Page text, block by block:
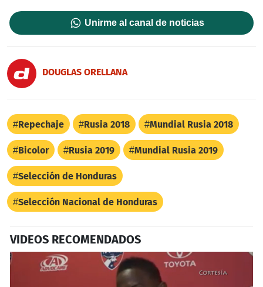
Unirme al canal de noticias
DOUGLAS ORELLANA
Repechaje Rusia 2018 Mundial Rusia 2018
Bicolor Rusia 2019 Mundial Rusia 2019
Selección de Honduras
Selección Nacional de Honduras
VIDEOS RECOMENDADOS